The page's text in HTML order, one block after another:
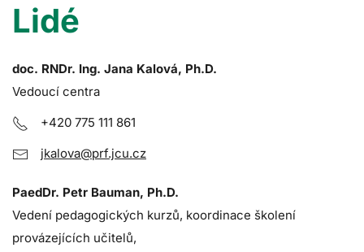
Lidé
doc. RNDr. Ing. Jana Kalová, Ph.D.
Vedoucí centra
+420 775 111 861
jkalova@prf.jcu.cz
PaedDr. Petr Bauman, Ph.D.
Vedení pedagogických kurzů, koordinace školení
provázejících učitelů,